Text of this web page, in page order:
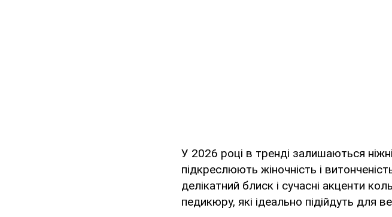
У 2026 році в тренді залишаються
підкреслюють жіночність і
делікатний блиск і сучасні акценти
педикюру, які ідеально підійдуть для